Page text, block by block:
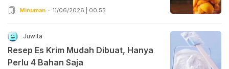
Minuman 11/06/2026 | 00:55
Juwita
Resep Es Krim Mudah Dibuat, Hanya
Perlu 4 Bahan Saja